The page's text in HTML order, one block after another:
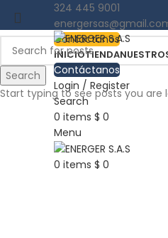
324 445 9001
Contáctanos
INICIOTIENDA
Contáctanos
Login / Register
Search
0 items $ 0
Menu
0 items $ 0
Search
Start typing to see posts you are